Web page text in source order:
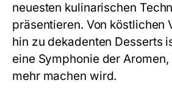
neuesten kulinarischen
präsentieren. Von köstlichen
hin zu dekadenten Desserts
eine Symphonie der
mehr machen wird.